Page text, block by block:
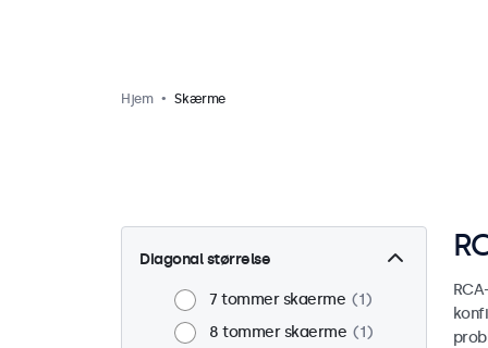
Hjem Skærme
Diagonal størrelse
7 tommer skaerme
1
8 tommer skaerme
1